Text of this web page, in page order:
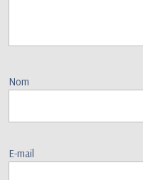
Nom
E-mail